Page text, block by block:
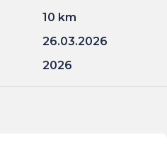
10 km
26.03.2026
2026